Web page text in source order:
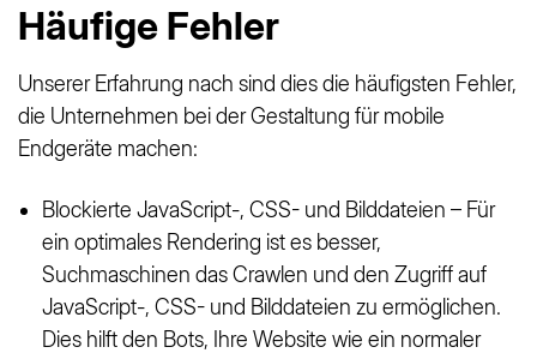
Häufige Fehler
Unserer Erfahrung nach sind dies die häufigsten Fehler,
die Unternehmen bei der Gestaltung für mobile
Endgeräte machen:
Blockierte JavaScript-, CSS- und Bilddateien – Für
ein optimales Rendering ist es besser,
Suchmaschinen das Crawlen und den Zugriff auf
JavaScript-, CSS- und Bilddateien zu ermöglichen.
Dies hilft den Bots, Ihre Website wie ein normaler